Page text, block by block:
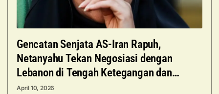
Gencatan Senjata AS-Iran Rapuh,
Netanyahu Tekan Negosiasi dengan
Lebanon di Tengah Ketegangan dan
Serangan Mematikan
April 10, 2026